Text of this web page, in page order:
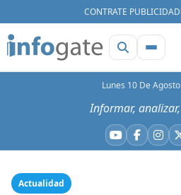
CONTRATE PUBLICIDAD
Lunes 10 De
Informar,
YouTube
Actualidad